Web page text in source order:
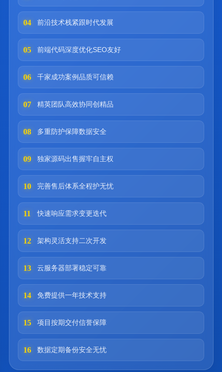
04 前沿技术栈紧跟时代发展
05 前端代码深度优化SEO友好
06 千家成功案例品质可信赖
07 精英团队高效协同创精品
08 多重防护保障数据安全
09 独家源码出售握牢自主权
10 完善售后体系全程护无忧
11 快速响应需求变更迭代
12 架构灵活支持二次开发
13 云服务器部署稳定可靠
14 免费提供一年技术支持
15 项目按期交付信誉保障
16 数据定期备份安全无忧